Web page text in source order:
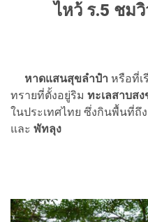
ไหว้ ร.5 ชม
หาดแสนสุขลำปำ หรือที่เ
ทรายที่ตั้งอยู่ริม ทะเลสาบสง
ในประเทศไทย ซึ่งกินพื้นที่ถึ
และ พัทลุง